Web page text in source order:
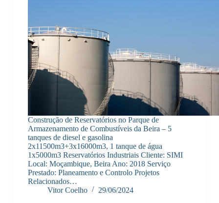
Construção de Reservatórios no Parque de
Armazenamento de Combustíveis da Beira – 5
tanques de diesel e gasolina
2x11500m3+3x16000m3, 1 tanque de água
1x5000m3 Reservatórios Industriais Cliente: SIMI
Local: Moçambique, Beira Ano: 2018 Serviço
Prestado: Planeamento e Controlo Projetos
Relacionados…
Vitor Coelho
29/06/2024